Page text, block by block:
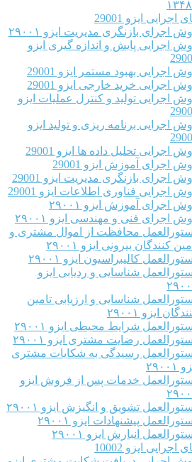
ایزو 29001
اجرای بازنگری مدیریت ایزو ۲۹۰۰۱
اجرایی پایش و اندازه گیری ایزو
اجرایی بهبود مستمر ایزو 29001
اجرایی خرید خارجی ایزو 29001
اجرایی تولید و کنترل عملیات ایزو
اجرایی برنامه ریزی و تولید ایزو
اجرایی تحلیل داده ها ایزو 29001
اجرای آموزش ایزو 29001
اجرای بازنگری مدیریت ایزو 29001
اجرایی فناوری اطلاعات ایزو 29001
اجرای آموزش ایزو ۲۹۰۰۱
اجرای فنی و مهندسی ایزو ۲۹۰۰۱
محافظت از اموال مشتری و
کنندگان بیرونی ایزو ۲۹۰۰۱
کالیبراسیون ایزو ۲۹۰۰۱
شناسایی و ردیابی ایزو
شناسایی و ارزیابی تامین
ایزو ۲۹۰۰۱
شرایط محیطی ایزو ۲۹۰۰۱
رضایت مشتری ایزو ۲۹۰۰۱
رسیدگی به شکایات مشتری
۲۹۰۰۱
خدمات پس از فروش ایزو
تشویق و انگیزش ایزو ۲۹۰۰۱
پیشنهادات ایزو ۲۹۰۰۱
انبارش ایزو ۲۹۰۰۱
ایزو 10002